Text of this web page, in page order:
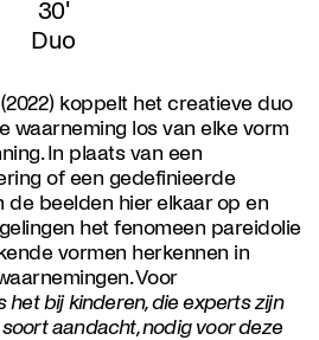
30'
Duo
(2022) koppelt het creatieve duo
waarneming los van elke vorm
In plaats van een
of een gedefinieerde
de beelden hier elkaar op en
het fenomeen pareidolie
vormen herkennen in
Voor
het bij kinderen, die experts zijn
aandacht, nodig voor deze